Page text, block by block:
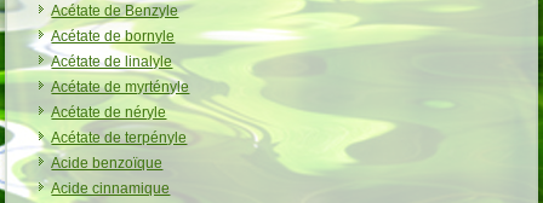
Acétate de Benzyle
Acétate de bornyle
Acétate de linalyle
Acétate de myrtényle
Acétate de néryle
Acétate de terpényle
Acide benzoïque
Acide cinnamique